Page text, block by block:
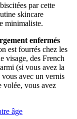
par cette
skincare
minimaliste.
enfermés
est fourrés chez les
visage, des French
(si vous avez la
vous avec un vernis
volée, vous avez
âge